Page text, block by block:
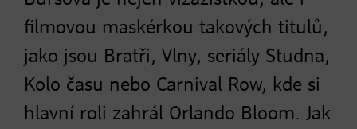
filmovou maskérkou takových titulů,
jako jsou Bratři, Vlny, seriály Studna,
Kolo času nebo Carnival Row, kde si
hlavní roli zahrál Orlando Bloom. Jak